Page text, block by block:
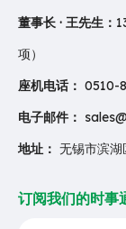
董事长 · 王先生：
项）
座机电话： 0510-
电子邮件：
地址： 无锡市滨
订阅我们的时事